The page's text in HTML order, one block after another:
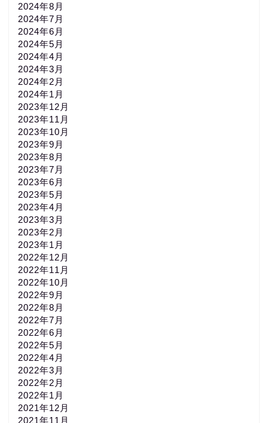
2024年8月
2024年7月
2024年6月
2024年5月
2024年4月
2024年3月
2024年2月
2024年1月
2023年12月
2023年11月
2023年10月
2023年9月
2023年8月
2023年7月
2023年6月
2023年5月
2023年4月
2023年3月
2023年2月
2023年1月
2022年12月
2022年11月
2022年10月
2022年9月
2022年8月
2022年7月
2022年6月
2022年5月
2022年4月
2022年3月
2022年2月
2022年1月
2021年12月
2021年11月